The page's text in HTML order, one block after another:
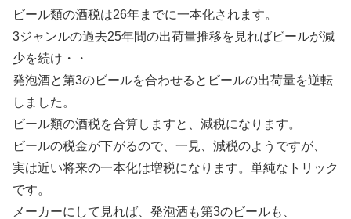
ビール類の酒税は26年までに一本化されます。
3ジャンルの過去25年間の出荷量推移を見ればビールが減
少を続け・・
発泡酒と第3のビールを合わせるとビールの出荷量を逆転
しました。
ビール類の酒税を合算しますと、減税になります。
ビールの税金が下がるので、一見、減税のようですが、
実は近い将来の一本化は増税になります。単純なトリック
です。
メーカーにして見れば、発泡酒も第3のビールも、